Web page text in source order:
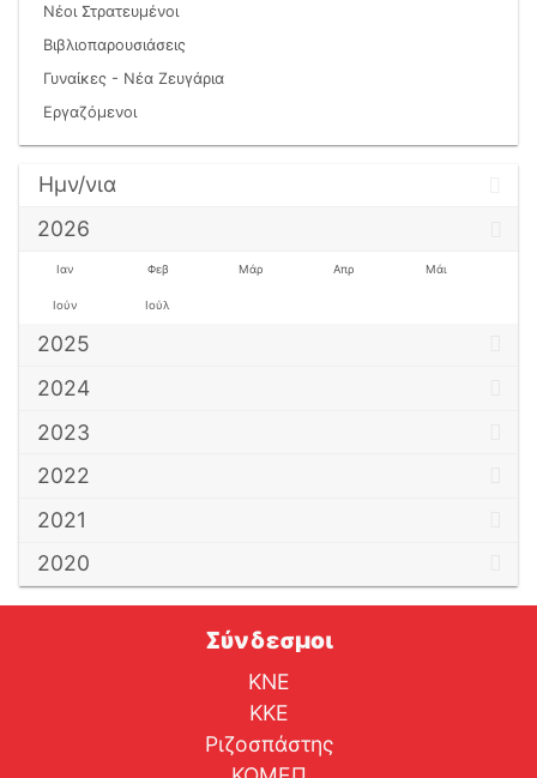
Νέοι Στρατευμένοι
Βιβλιοπαρουσιάσεις
Γυναίκες - Νέα Ζευγάρια
Εργαζόμενοι
Ημν/νια
2026
Ιαν Φεβ Μάρ Απρ Μάι
Ιούν Ιούλ
2025
2024
2023
2022
2021
2020
Σύνδεσμοι
ΚΝΕ
ΚΚΕ
Ριζοσπάστης